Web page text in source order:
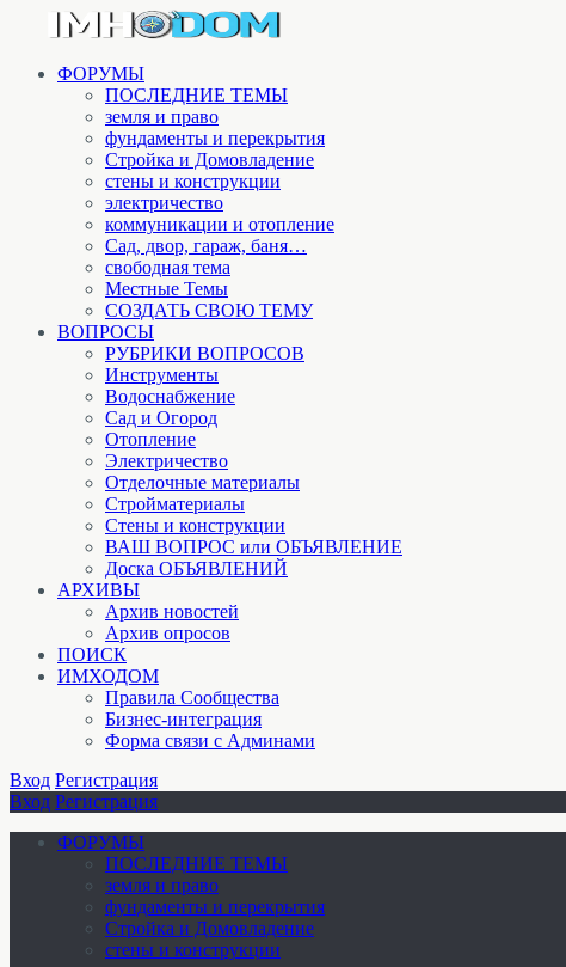
ФОРУМЫ
ПОСЛЕДНИЕ ТЕМЫ
земля и право
фундаменты и перекрытия
Стройка и Домовладение
стены и конструкции
электричество
коммуникации и отопление
Cад, двор, гараж, баня…
свободная тема
Местные Темы
СОЗДАТЬ СВОЮ ТЕМУ
ВОПРОСЫ
РУБРИКИ ВОПРОСОВ
Инструменты
Водоснабжение
Сад и Огород
Отопление
Электричество
Отделочные материалы
Стройматериалы
Стены и конструкции
ВАШ ВОПРОС или ОБЪЯВЛЕНИЕ
Доска ОБЪЯВЛЕНИЙ
АРХИВЫ
Архив новостей
Архив опросов
ПОИСК
ИМХОДОМ
Правила Сообщества
Бизнес-интеграция
Форма связи с Админами
Вход Регистрация
Вход Регистрация
ФОРУМЫ
ПОСЛЕДНИЕ ТЕМЫ
земля и право
фундаменты и перекрытия
Стройка и Домовладение
стены и конструкции